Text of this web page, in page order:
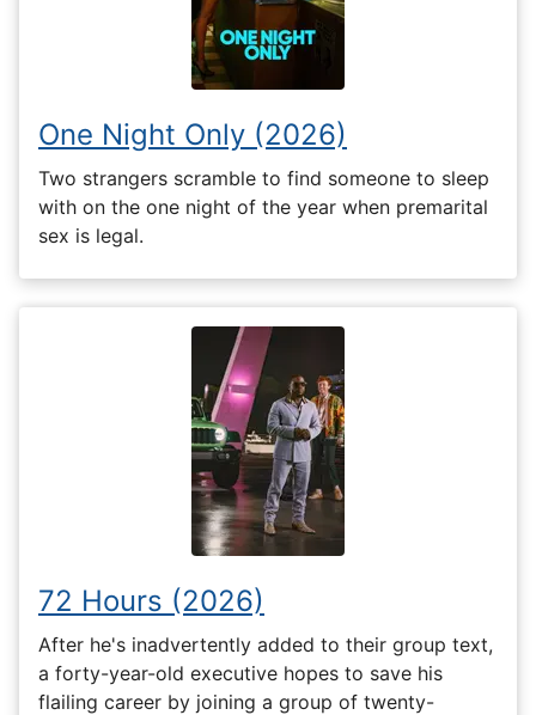
One Night Only (2026)
Two strangers scramble to find someone to sleep
with on the one night of the year when premarital
sex is legal.
72 Hours (2026)
After he's inadvertently added to their group text,
a forty-year-old executive hopes to save his
flailing career by joining a group of twenty-